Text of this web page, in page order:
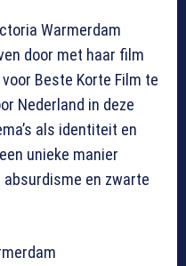
Warmerdam
door met haar film
Beste Korte Film te
Nederland in deze
als identiteit en
unieke manier
en zwarte